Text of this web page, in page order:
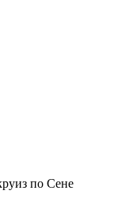
по Сене